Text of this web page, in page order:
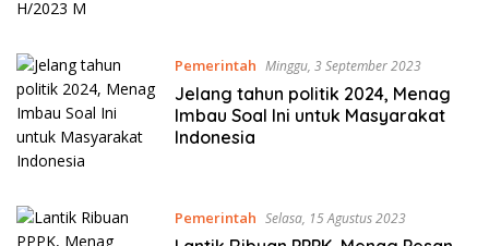
Pemerintah Minggu, 3 September 2023
Jelang tahun politik 2024, Menag
Imbau Soal Ini untuk Masyarakat
Indonesia
Pemerintah Selasa, 15 Agustus 2023